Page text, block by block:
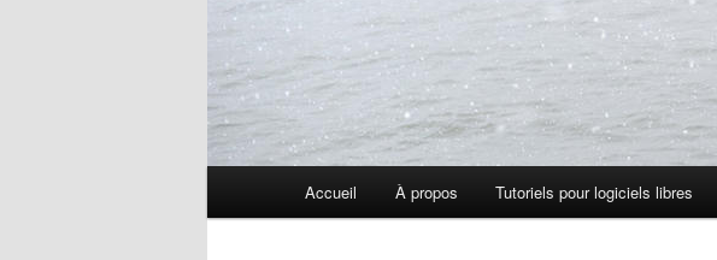
Accueil À propos Tutoriels pour logiciels libres